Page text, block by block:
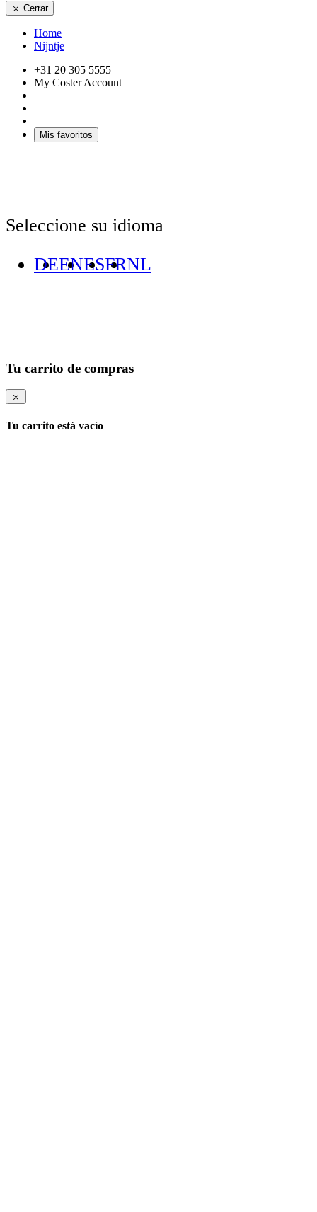
Cerrar
Home
Nijntje
+31 20 305 5555
My Coster Account
Mis favoritos
Seleccione su idioma
DEENESFRNL
Tu carrito de compras
Tu carrito está vacío